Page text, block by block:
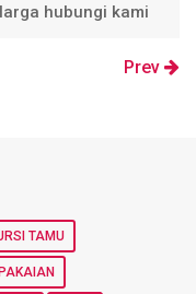
hubungi kami
Prev
TAMU